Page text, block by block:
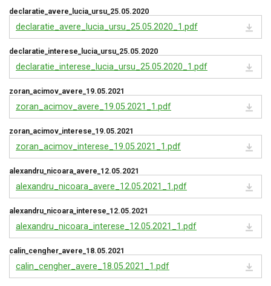
declaratie_avere_lucia_ursu_25.05.2020
declaratie_avere_lucia_ursu_25.05.2020_1.pdf
declaratie_interese_lucia_ursu_25.05.2020
declaratie_interese_lucia_ursu_25.05.2020_1.pdf
zoran_acimov_avere_19.05.2021
zoran_acimov_avere_19.05.2021_1.pdf
zoran_acimov_interese_19.05.2021
zoran_acimov_interese_19.05.2021_1.pdf
alexandru_nicoara_avere_12.05.2021
alexandru_nicoara_avere_12.05.2021_1.pdf
alexandru_nicoara_interese_12.05.2021
alexandru_nicoara_interese_12.05.2021_1.pdf
calin_cengher_avere_18.05.2021
calin_cengher_avere_18.05.2021_1.pdf